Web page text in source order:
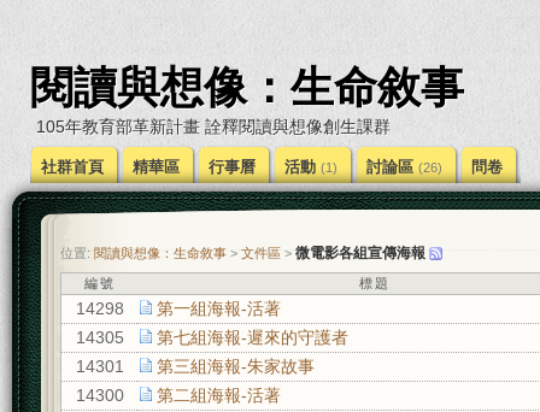
閱讀與想像：生命敘事
105年教育部革新計畫 詮釋閱讀與想像創生課群
社群首頁 精華區 行事曆 活動 (1) 討論區 (26) 問卷
位置: 閱讀與想像：生命敘事 > 文件區 > 微電影各組宣傳海報
編號 標題
14298
第一組海報-活著
14305
第七組海報-遲來的守護者
14301
第三組海報-朱家故事
14300
第二組海報-活著